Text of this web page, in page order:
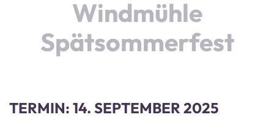
Windmühle
Spätsommerfest
TERMIN: 14. SEPTEMBER 2025